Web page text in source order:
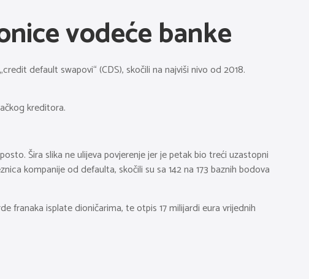
vodeće banke
default swapovi“ (CDS), skočili na najviši nivo od 2018.
kreditora.
Šira slika ne ulijeva povjerenje jer je petak bio treći uzastopni
kompanije od defaulta, skočili su sa 142 na 173 baznih bodova
franaka isplate dioničarima, te otpis 17 milijardi eura vrijednih